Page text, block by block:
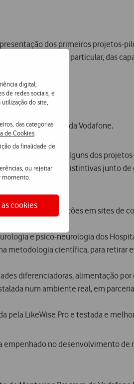
digital,
de redes sociais, e
do site,
das categorias
de Cookies
da finalidade de
ou rejeitar
momento.
cookies
dos primeiros projetos-
tiram partido, em particular, das
box de televisão da Vodafone.
ainda a concluir alguns dos
prática soluções distintivas junto de
em intervenções em sites de
e psico-neurologia dos
metodologia científica, para retirar
diferenciadoras, alimentação por
num ambiente real, em
pela LikeWise Pro e testada e
empenhado no desenvolvimento de